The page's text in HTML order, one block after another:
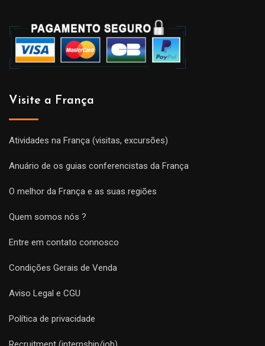
Visite a França
Atividades na França (visitas, excursões)
Anuário de os guias conferencistas da França
O melhor da França e as suas regiões
Quem somos nós ?
Entre em contato connosco
Condições Gerais de Venda
Aviso Legal e CGU
Política de privacidade